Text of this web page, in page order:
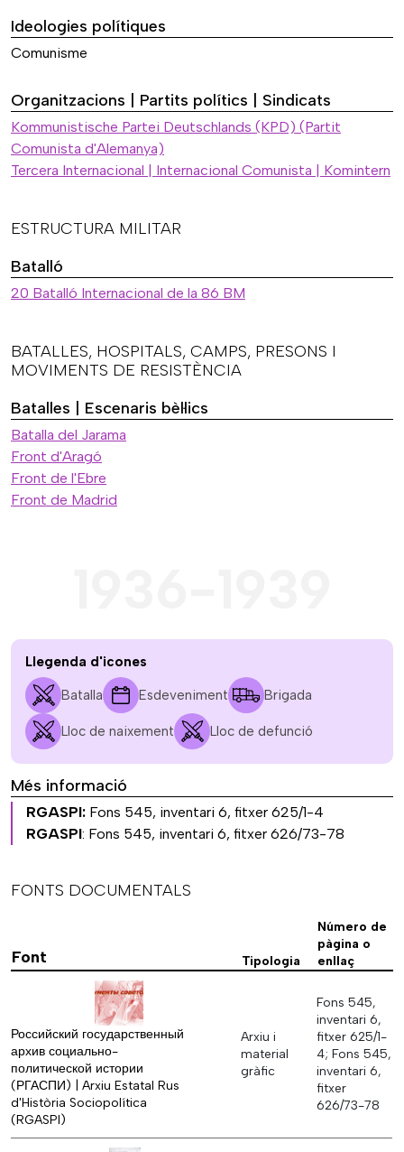
Ideologies polítiques
Comunisme
Organitzacions | Partits polítics | Sindicats
Kommunistische Partei Deutschlands (KPD) (Partit
Comunista d'Alemanya)
Tercera Internacional | Internacional Comunista | Komintern
ESTRUCTURA MILITAR
Batalló
20 Batalló Internacional de la 86 BM
BATALLES, HOSPITALS, CAMPS, PRESONS I
MOVIMENTS DE RESISTÈNCIA
Batalles | Escenaris bèl·lics
Batalla del Jarama
Front d'Aragó
Front de l'Ebre
Front de Madrid
Llegenda d'icones
Batalla Esdeveniment Brigada
Lloc de naixement Lloc de defunció
Més informació
RGASPI: Fons 545, inventari 6, fitxer 625/1-4
RGASPI: Fons 545, inventari 6, fitxer 626/73-78
FONTS DOCUMENTALS
Font Tipologia
Número de
pàgina o
enllaç
Российский государственный
архив социально-
политической истории
(РГАСПИ) | Arxiu Estatal Rus
d'Història Sociopolítica
(RGASPI)
Arxiu i
material
gràfic
Fons 545,
inventari 6,
fitxer 625/1-
4; Fons 545,
inventari 6,
fitxer
626/73-78